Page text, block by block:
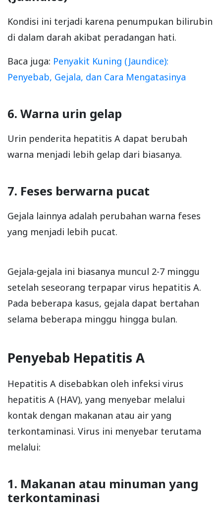
Kondisi ini terjadi karena penumpukan bilirubin
di dalam darah akibat peradangan hati.
Baca juga: Penyakit Kuning (Jaundice):
Penyebab, Gejala, dan Cara Mengatasinya
6. Warna urin gelap
Urin penderita hepatitis A dapat berubah
warna menjadi lebih gelap dari biasanya.
7. Feses berwarna pucat
Gejala lainnya adalah perubahan warna feses
yang menjadi lebih pucat.
Gejala-gejala ini biasanya muncul 2-7 minggu
setelah seseorang terpapar virus hepatitis A.
Pada beberapa kasus, gejala dapat bertahan
selama beberapa minggu hingga bulan.
Penyebab Hepatitis A
Hepatitis A disebabkan oleh infeksi virus
hepatitis A (HAV), yang menyebar melalui
kontak dengan makanan atau air yang
terkontaminasi. Virus ini menyebar terutama
melalui:
1. Makanan atau minuman yang
terkontaminasi